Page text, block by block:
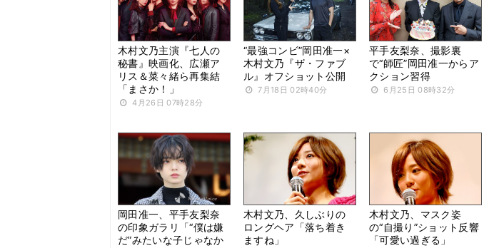
木村文乃主演『七人の
秘書』映画化、広瀬ア
リス＆菜々緒ら再集結
「まさか！」
4月26日 07時28分
“最強コンビ”岡田准一×
木村文乃『ザ・ファブ
ル』オフショット公開
7月18日 02時40分
平手友梨奈、撮影裏
で“師匠”岡田准一からア
クション習得
6月25日 08時32分
岡田准一、平手友梨奈
の印象ガラリ「“僕は嫌
だ”みたいな子じゃなか
木村文乃、久しぶりの
ロングヘア「落ち着き
ますね」
木村文乃、マスク姿
の“自撮り”ショット反響
「可愛い過ぎる」